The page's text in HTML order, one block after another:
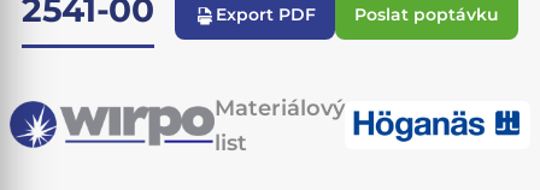
2541-00 Export PDF Poslat poptávku
Materiálový
list